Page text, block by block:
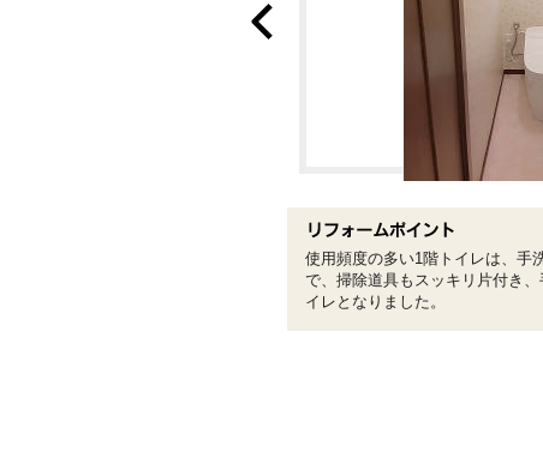
使用頻度の多い1階トイレは、手
で、掃除道具もスッキリ片付き
イレとなりました。